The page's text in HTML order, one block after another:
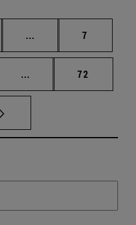
... Páginas intermedias
Página
7
... Páginas intermedias
Página
72